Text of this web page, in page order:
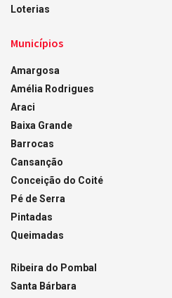
Loterias
Municípios
Amargosa
Amélia Rodrigues
Araci
Baixa Grande
Barrocas
Cansanção
Conceição do Coité
Pé de Serra
Pintadas
Queimadas
Ribeira do Pombal
Santa Bárbara